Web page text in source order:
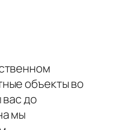
объекты во
до
мы